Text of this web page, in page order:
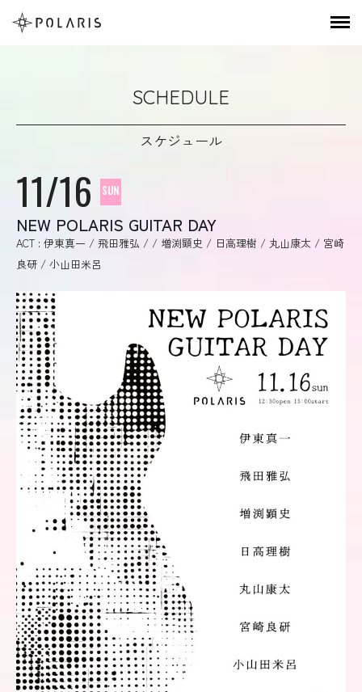
SCHEDULE
スケジュール
11/16 SUN
NEW POLARIS GUITAR DAY
ACT : 伊東真一 / 飛田雅弘 / / 増渕顕史 / 日高理樹 / 丸山康太 / 宮崎
良研 / 小山田米呂